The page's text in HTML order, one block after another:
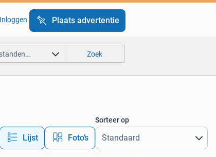
Inloggen Plaats advertentie
Zoek
Lijst Foto’s
Sorteer op